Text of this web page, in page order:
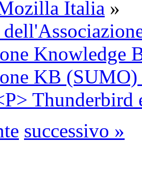
Italia »
Knowledge
KB
Thunderbird
successivo »